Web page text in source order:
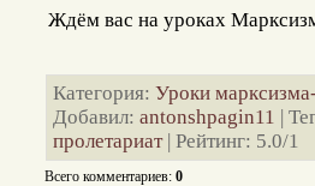
Ждём вас на уроках
Категория: Уроки
Добавил: antonshpagin11 |
пролетариат| Рейтинг: 5.0/1
Всего комментариев: 0